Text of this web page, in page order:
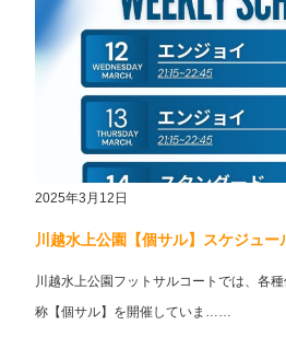
2025年3月12日
川越水上公園【個サル】スケジュー
川越水上公園フットサルコートでは、各
称【個サル】を開催していま……